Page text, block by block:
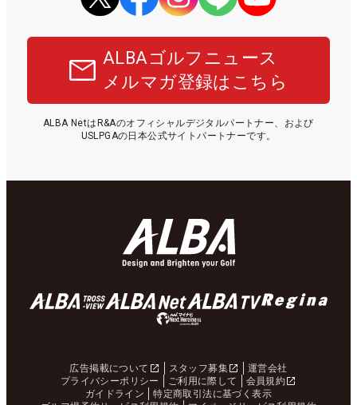
ALBAゴルフニュース
メルマガ登録はこちら
ALBA NetはR&Aのオフィシャルデジタルパートナー、および
USLPGAの日本公式サイトパートナーです。
広告掲載について スタッフ募集
運営会社
プライバシーポリシー
ご利用に際して
会員規約
ガイドライン
特定商取引法に基づく表示